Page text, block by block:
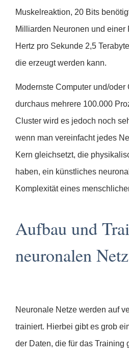
Muskelreaktion, 20 Bits
Milliarden Neuronen und einer
Hertz pro Sekunde 2,5
die erzeugt werden kann.
Modernste Computer und/oder
durchaus mehrere 100.000
Cluster wird es jedoch noch
wenn man vereinfacht jedes
Kern gleichsetzt, die
haben, ein künstliches
Komplexität eines
Aufbau und
neuronalen
Neuronale Netze werden auf
trainiert. Hierbei gibt es grob
der Daten, die für das Training